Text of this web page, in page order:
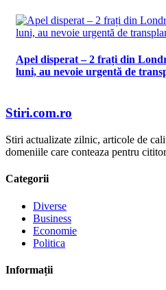
Apel disperat – 2 frați din
luni, au nevoie urgentă de
Stiri.com.ro
Stiri actualizate zilnic, articole de
domeniile care conteaza pentru
Categorii
Diverse
Business
Economie
Politica
Informații